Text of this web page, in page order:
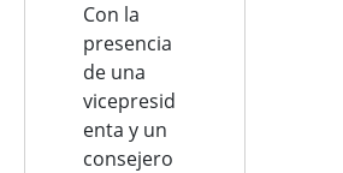
Con la
presencia
de una
vicepresid
enta y un
consejero